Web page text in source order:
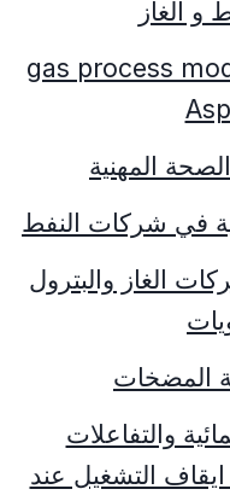
و الغاز
gas process
المهنية
في شركات النفط
الغاز والبترول
المضخات
والتفاعلات
ايقاف التشغيل عند